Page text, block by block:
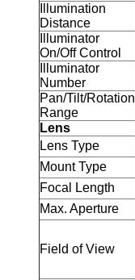
Illumination
Distance
Illuminator
On/Off Control
Illuminator
Number
Pan/Tilt/Rotation
Range
Lens
Lens Type
Mount Type
Focal Length
Max. Aperture
Field of View